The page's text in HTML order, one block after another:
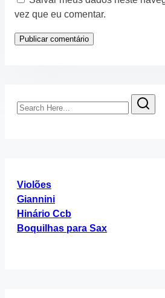
vez que eu comentar.
Search
Here...
Violões
Giannini
Hinário Ccb
Boquilhas para Sax